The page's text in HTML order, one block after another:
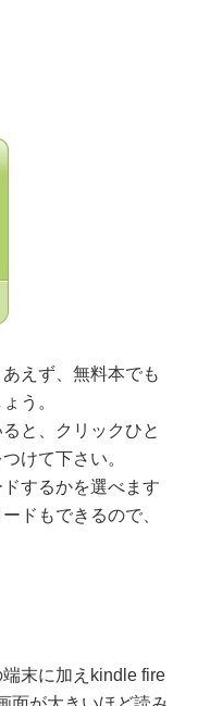
えず、無料本でも
う。
と、クリックひと
けて下さい。
するかを選べます
ドもできるので、
末に加えkindle fire